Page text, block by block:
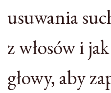
usuwania
z włosów i
głowy, aby